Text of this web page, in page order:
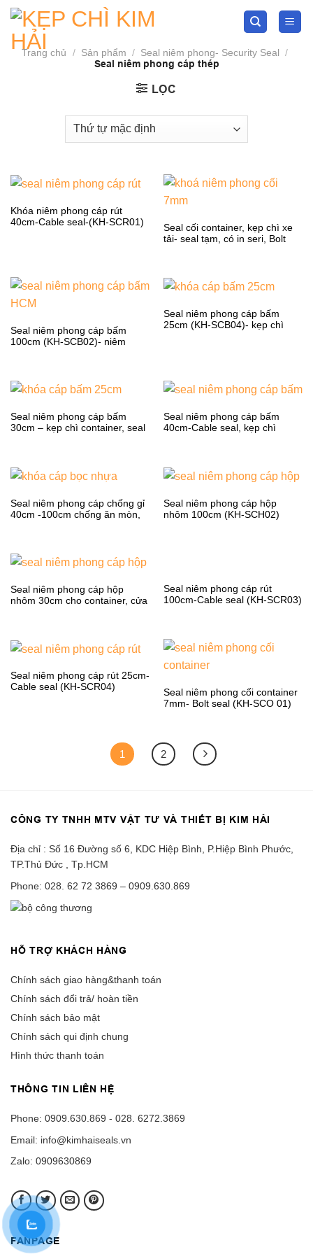
Skip
content
Trang chủ / Sản phẩm / Seal niêm phong- Security Seal /
Seal niêm phong cáp thép
LỌC
Khóa niêm phong cáp rút
40cm-Cable seal-(KH-SCR01)
Seal cối container, kẹp chì xe
tải- seal tạm, có in seri, Bolt
Seal niêm phong cáp bấm
100cm (KH-SCB02)- niêm
Seal niêm phong cáp bấm
25cm (KH-SCB04)- kẹp chì
Seal niêm phong cáp bấm
30cm – kẹp chì container, seal
Seal niêm phong cáp bấm
40cm-Cable seal, kẹp chì
Seal niêm phong cáp chống gỉ
40cm -100cm chống ăn mòn,
Seal niêm phong cáp hộp
nhôm 100cm (KH-SCH02)
Seal niêm phong cáp hộp
nhôm 30cm cho container, cửa
Seal niêm phong cáp rút
100cm-Cable seal (KH-SCR03)
Seal niêm phong cáp rút 25cm-
Cable seal (KH-SCR04)
Seal niêm phong cối container
7mm- Bolt seal (KH-SCO 01)
1 2
CÔNG TY TNHH MTV VẬT TƯ VÀ THIẾT BỊ KIM HẢI
Địa chỉ : Số 16 Đường số 6, KDC Hiệp Bình, P.Hiệp Bình Phước,
TP.Thủ Đức , Tp.HCM
Phone: 028. 62 72 3869 – 0909.630.869
HỖ TRỢ KHÁCH HÀNG
Chính sách giao hàng&thanh toán
Chính sách đổi trả/ hoàn tiền
Chính sách bảo mật
Chính sách qui định chung
Hình thức thanh toán
THÔNG TIN LIÊN HỆ
Phone: 0909.630.869 - 028. 6272.3869
Email: info@kimhaiseals.vn
Zalo: 0909630869
FANPAGE